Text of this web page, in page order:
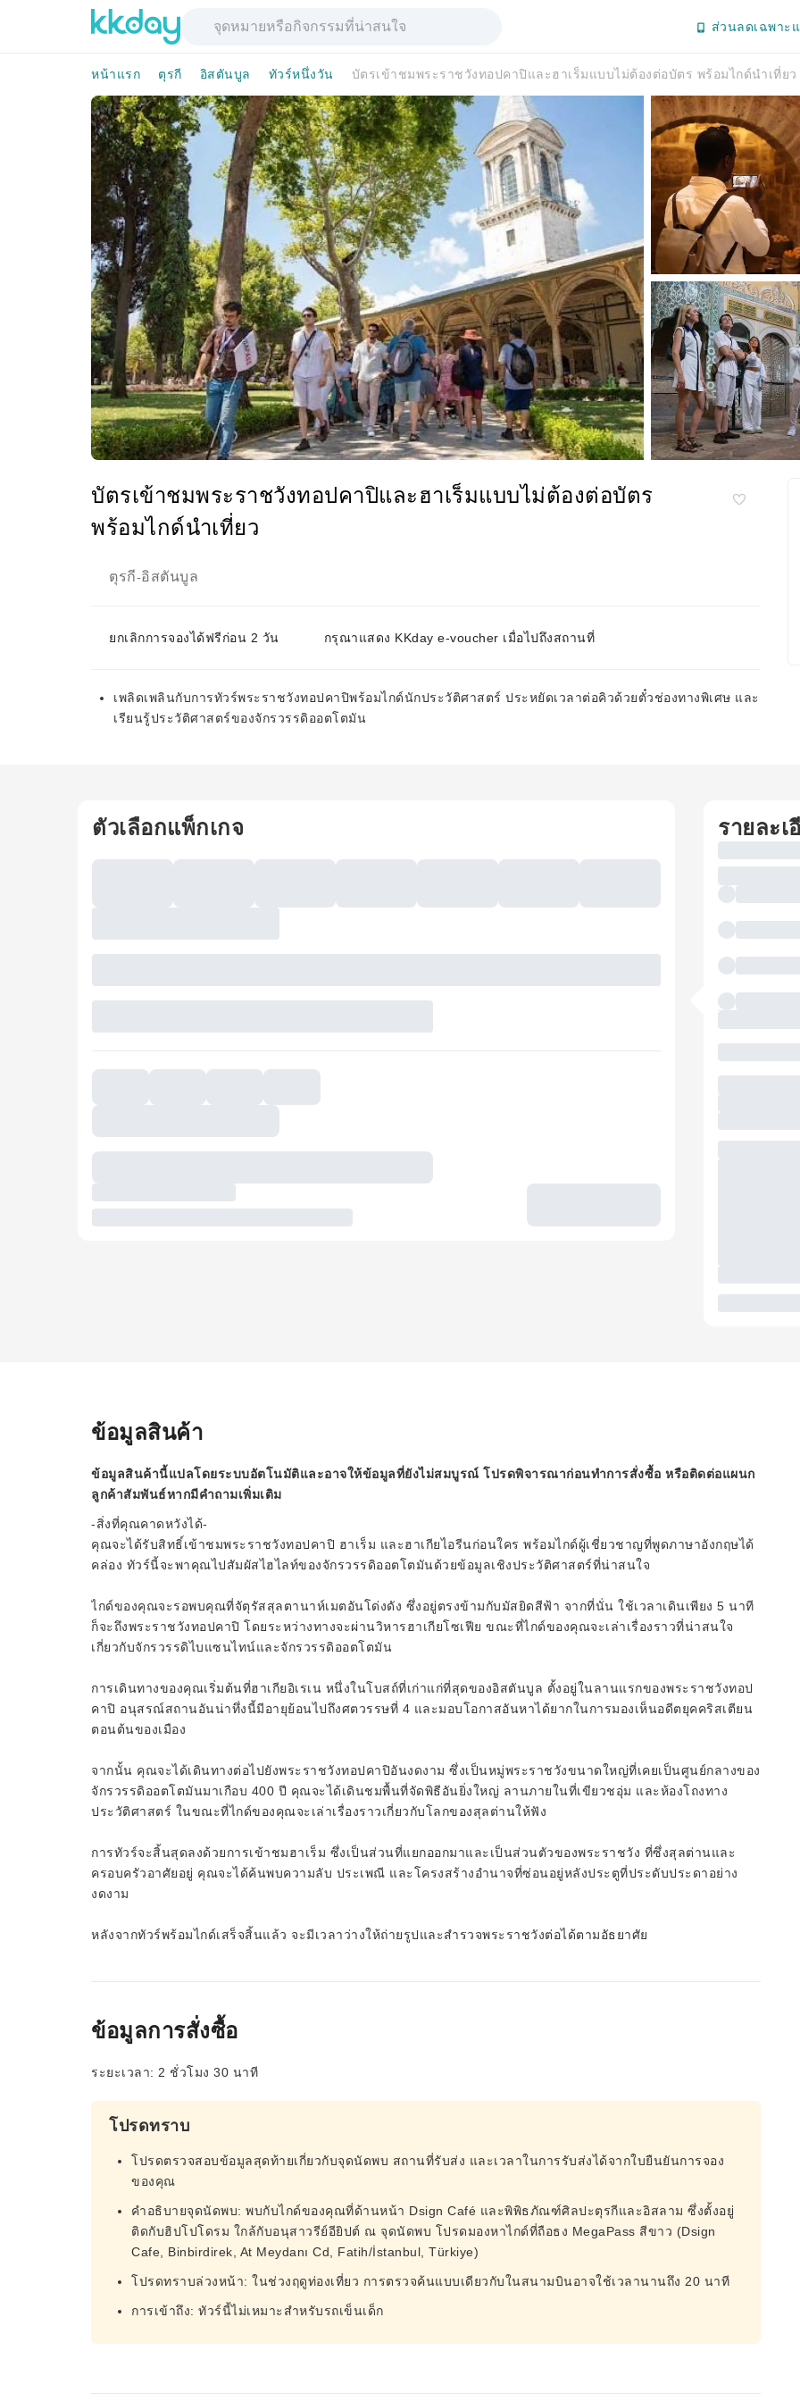
ส่วนลดเฉพาะ
หน้าแรก ตุรกี อิสตันบูล ทัวร์หนึ่งวัน บัตรเข้าชมพระราชวังทอปคาปิและฮาเร็มแบบไม่ต้องต่อบัตร พร้อมไกด์นำเที่ยว
บัตรเข้าชมพระราชวังทอปคาปิและฮาเร็มแบบไม่ต้องต่อบัตร
พร้อมไกด์นำเที่ยว
ตุรกี-อิสตันบูล
ยกเลิกการจองได้ฟรีก่อน 2 วัน กรุณาแสดง KKday e-voucher เมื่อไปถึงสถานที่
เพลิดเพลินกับการทัวร์พระราชวังทอปคาปิพร้อมไกด์นักประวัติศาสตร์ ประหยัดเวลาต่อคิวด้วยตั๋วช่องทางพิเศษ และ
เรียนรู้ประวัติศาสตร์ของจักรวรรดิออตโตมัน
ตัวเลือกแพ็กเกจ รายละเ
ข้อมูลสินค้า
ข้อมูลสินค้านี้แปลโดยระบบอัตโนมัติและอาจให้ข้อมูลที่ยังไม่สมบูรณ์ โปรดพิจารณาก่อนทำการสั่งซื้อ หรือติดต่อแผนก
ลูกค้าสัมพันธ์หากมีคำถามเพิ่มเติม
-สิ่งที่คุณคาดหวังได้-
คุณจะได้รับสิทธิ์เข้าชมพระราชวังทอปคาปิ ฮาเร็ม และฮาเกียไอรีนก่อนใคร พร้อมไกด์ผู้เชี่ยวชาญที่พูดภาษาอังกฤษได้
คล่อง ทัวร์นี้จะพาคุณไปสัมผัสไฮไลท์ของจักรวรรดิออตโตมันด้วยข้อมูลเชิงประวัติศาสตร์ที่น่าสนใจ
ไกด์ของคุณจะรอพบคุณที่จัตุรัสสุลตานาห์เมตอันโด่งดัง ซึ่งอยู่ตรงข้ามกับมัสยิดสีฟ้า จากที่นั่น ใช้เวลาเดินเพียง 5 นาที
ก็จะถึงพระราชวังทอปคาปิ โดยระหว่างทางจะผ่านวิหารฮาเกียโซเฟีย ขณะที่ไกด์ของคุณจะเล่าเรื่องราวที่น่าสนใจ
เกี่ยวกับจักรวรรดิไบแซนไทน์และจักรวรรดิออตโตมัน
การเดินทางของคุณเริ่มต้นที่ฮาเกียอิเรเน หนึ่งในโบสถ์ที่เก่าแก่ที่สุดของอิสตันบูล ตั้งอยู่ในลานแรกของพระราชวังทอป
คาปิ อนุสรณ์สถานอันน่าทึ่งนี้มีอายุย้อนไปถึงศตวรรษที่ 4 และมอบโอกาสอันหาได้ยากในการมองเห็นอดีตยุคคริสเตียน
ตอนต้นของเมือง
จากนั้น คุณจะได้เดินทางต่อไปยังพระราชวังทอปคาปิอันงดงาม ซึ่งเป็นหมู่พระราชวังขนาดใหญ่ที่เคยเป็นศูนย์กลางของ
จักรวรรดิออตโตมันมาเกือบ 400 ปี คุณจะได้เดินชมพื้นที่จัดพิธีอันยิ่งใหญ่ ลานภายในที่เขียวชอุ่ม และห้องโถงทาง
ประวัติศาสตร์ ในขณะที่ไกด์ของคุณจะเล่าเรื่องราวเกี่ยวกับโลกของสุลต่านให้ฟัง
การทัวร์จะสิ้นสุดลงด้วยการเข้าชมฮาเร็ม ซึ่งเป็นส่วนที่แยกออกมาและเป็นส่วนตัวของพระราชวัง ที่ซึ่งสุลต่านและ
ครอบครัวอาศัยอยู่ คุณจะได้ค้นพบความลับ ประเพณี และโครงสร้างอำนาจที่ซ่อนอยู่หลังประตูที่ประดับประดาอย่าง
งดงาม
หลังจากทัวร์พร้อมไกด์เสร็จสิ้นแล้ว จะมีเวลาว่างให้ถ่ายรูปและสำรวจพระราชวังต่อได้ตามอัธยาศัย
ข้อมูลการสั่งซื้อ
ระยะเวลา: 2 ชั่วโมง 30 นาที
โปรดทราบ
โปรดตรวจสอบข้อมูลสุดท้ายเกี่ยวกับจุดนัดพบ สถานที่รับส่ง และเวลาในการรับส่งได้จากใบยืนยันการจอง
ของคุณ
คำอธิบายจุดนัดพบ: พบกับไกด์ของคุณที่ด้านหน้า Dsign Café และพิพิธภัณฑ์ศิลปะตุรกีและอิสลาม ซึ่งตั้งอยู่
ติดกับฮิปโปโดรม ใกล้กับอนุสาวรีย์อียิปต์ ณ จุดนัดพบ โปรดมองหาไกด์ที่ถือธง MegaPass สีขาว (Dsign
Cafe, Binbirdirek, At Meydanı Cd, Fatih/İstanbul, Türkiye)
โปรดทราบล่วงหน้า: ในช่วงฤดูท่องเที่ยว การตรวจค้นแบบเดียวกับในสนามบินอาจใช้เวลานานถึง 20 นาที
การเข้าถึง: ทัวร์นี้ไม่เหมาะสำหรับรถเข็นเด็ก